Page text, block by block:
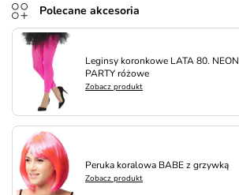
Polecane akcesoria
Leginsy koronkowe LATA 80. NEON
PARTY różowe
Zobacz produkt
Peruka koralowa BABE z grzywką
Zobacz produkt